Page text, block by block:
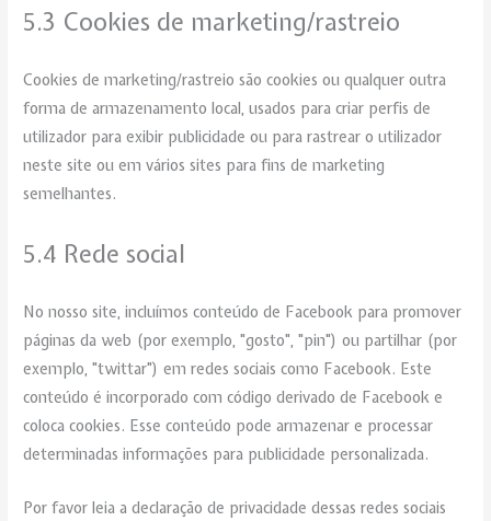
5.3 Cookies de marketing/rastreio
Cookies de marketing/rastreio são cookies ou qualquer outra
forma de armazenamento local, usados para criar perfis de
utilizador para exibir publicidade ou para rastrear o utilizador
neste site ou em vários sites para fins de marketing
semelhantes.
5.4 Rede social
No nosso site, incluímos conteúdo de Facebook para promover
páginas da web (por exemplo, "gosto", "pin") ou partilhar (por
exemplo, "twittar") em redes sociais como Facebook. Este
conteúdo é incorporado com código derivado de Facebook e
coloca cookies. Esse conteúdo pode armazenar e processar
determinadas informações para publicidade personalizada.
Por favor leia a declaração de privacidade dessas redes sociais